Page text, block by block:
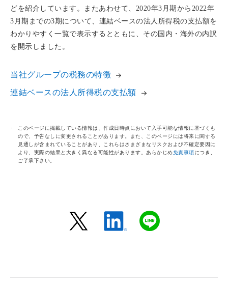
どを紹介しています。またあわせて、2020年3月期から2022年
3月期までの3期について、連結ベースの法人所得税の支払額を
わかりやすく一覧で表示するとともに、その国内・海外の内訳
を開示しました。
当社グループの税務の特徴
連結ベースの法人所得税の支払額
このページに掲載している情報は、作成日時点において入手可能な情報に基づくも
ので、予告なしに変更されることがあります。また、このページには将来に関する
見通しが含まれていることがあり、これらはさまざまなリスクおよび不確定要因に
より、実際の結果と大きく異なる可能性があります。あらかじめ免責事項につき、
ご了承下さい。